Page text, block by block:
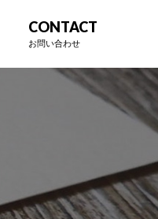
CONTACT
お問い合わせ